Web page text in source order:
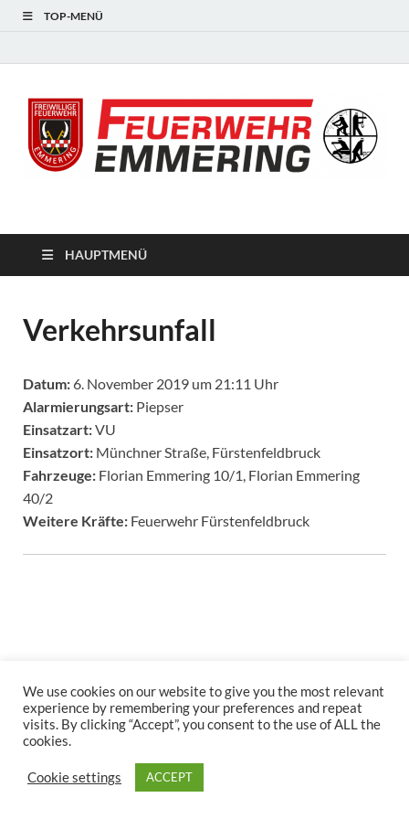
TOP-MENÜ
HAUPTMENÜ
Verkehrsunfall
Datum: 6. November 2019 um 21:11 Uhr
Alarmierungsart: Piepser
Einsatzart:VU
Einsatzort: Münchner Straße, Fürstenfeldbruck
Fahrzeuge: Florian Emmering 10/1, Florian Emmering
40/2
Weitere Kräfte: Feuerwehr Fürstenfeldbruck
Copyright © 2026.
Stolz präsentiertWordPressundHitMag.
We use cookies on our website to give you the most relevant
experience by remembering your preferences and repeat
visits. By clicking “Accept”, you consent to the use of ALL the
cookies.
Cookie settings ACCEPT